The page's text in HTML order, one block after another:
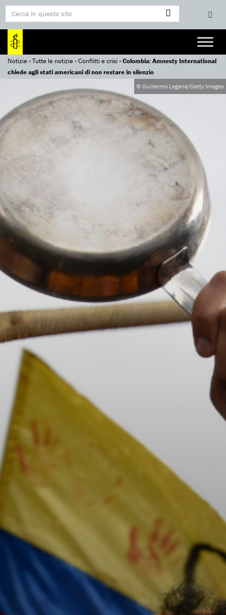
Notizie»Tutte le notizie»Conflitti e crisi »Colombia: Amnesty International
chiede agli stati americani di non restare in silenzio
© Guillermo Legaria/Getty Images